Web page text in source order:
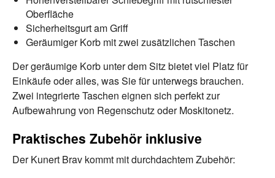
Oberfläche
Sicherheitsgurt am Griff
Geräumiger Korb mit zwei zusätzlichen Taschen
Der geräumige Korb unter dem Sitz bietet viel Platz für
Einkäufe oder alles, was Sie für unterwegs brauchen.
Zwei integrierte Taschen eignen sich perfekt zur
Aufbewahrung von Regenschutz oder Moskitonetz.
Praktisches Zubehör inklusive
Der Kunert Brav kommt mit durchdachtem Zubehör: